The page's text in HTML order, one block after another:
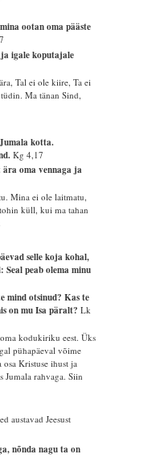
ootan oma pääste
igale koputajale
Tal ei ole kiire, Ta ei
Ma tänan Sind,
kotta.
Kg 4,17
oma vennaga ja
Mina ei ole laitmatu,
küll, kui ma tahan
selle koja kohal,
Seal peab olema minu
mind otsinud? Kas te
on mu Isa päralt?Lk
kodukiriku eest. Üks
pühapäeval võime
Kristuse ihust ja
Jumala rahvaga. Siin
austavad Jeesust
nõnda nagu ta on